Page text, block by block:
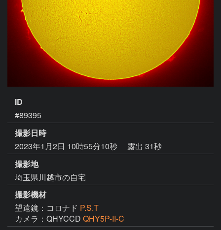
ID
#89395
撮影日時
2023年1月2日 10時55分10秒
露出 31秒
撮影地
埼玉県川越市の自宅
撮影機材
望遠鏡：コロナド P.S.T
カメラ：QHYCCD QHY5P-II-C